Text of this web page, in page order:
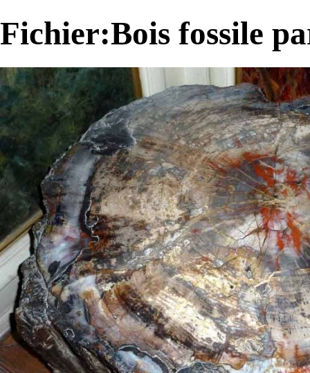
Fichier:Bois fossile